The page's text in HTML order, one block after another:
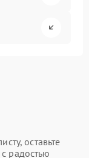
оставьте
радостью